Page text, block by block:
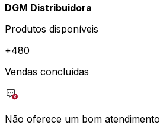
DGM Distribuidora
Produtos disponíveis
+480
Vendas concluídas
Não oferece um bom atendimento